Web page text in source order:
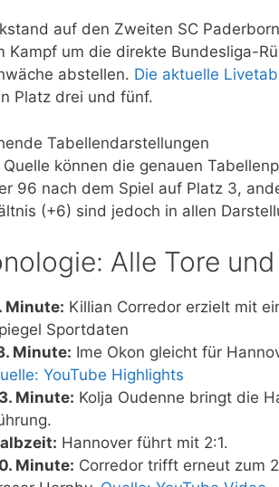
auf den Zweiten SC
Kampf um die direkte Bundesliga-
abstellen. Die aktuelle
Platz drei und fünf.
Tabellendarstellungen
können die genauen
96 nach dem Spiel auf Platz 3,
(+6) sind jedoch in allen
Alle Tore
Minute: Killian Corredor erzielt mit
Sportdaten
Minute: Ime Okon gleicht für
YouTube Highlights
Minute: Kolja Oudenne bringt die
Hannover führt mit 2:1.
Minute: Corredor trifft erneut zum